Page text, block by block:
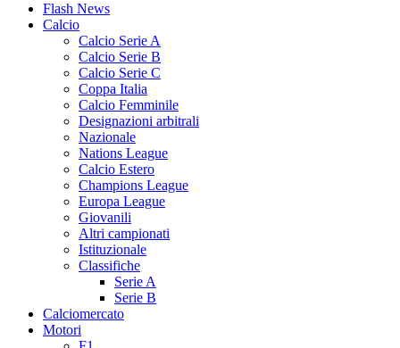
Flash News
Calcio
Calcio Serie A
Calcio Serie B
Calcio Serie C
Coppa Italia
Calcio Femminile
Designazioni arbitrali
Nazionale
Nations League
Calcio Estero
Champions League
Europa League
Giovanili
Altri campionati
Istituzionale
Classifiche
Serie A
Serie B
Calciomercato
Motori